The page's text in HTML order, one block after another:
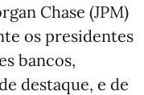
Chase (JPM)
os presidentes
bancos,
destaque, e de